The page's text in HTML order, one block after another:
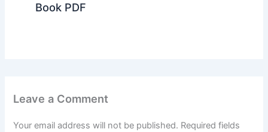
Book PDF
Leave a Comment
Your email address will not be published. Required fields